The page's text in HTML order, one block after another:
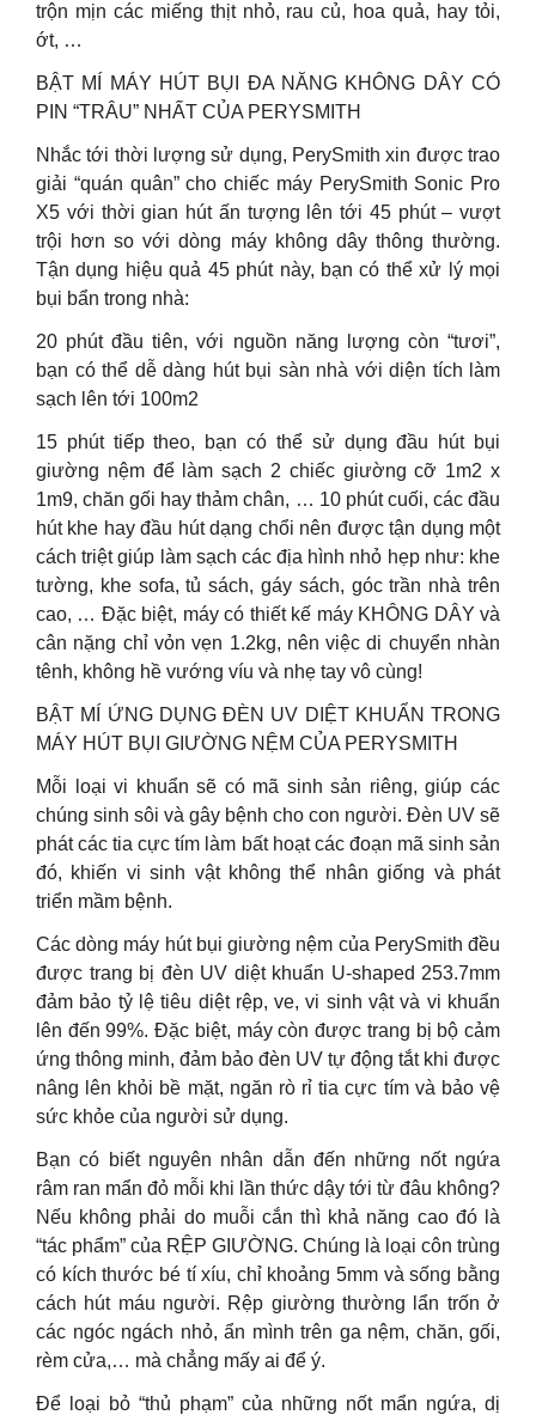
trộn mịn các miếng thịt nhỏ, rau củ, hoa quả, hay tỏi,
ớt, …
BẬT MÍ MÁY HÚT BỤI ĐA NĂNG KHÔNG DÂY CÓ
PIN “TRÂU” NHẤT CỦA PERYSMITH
Nhắc tới thời lượng sử dụng, PerySmith xin được trao
giải “quán quân” cho chiếc máy PerySmith Sonic Pro
X5 với thời gian hút ấn tượng lên tới 45 phút – vượt
trội hơn so với dòng máy không dây thông thường.
Tận dụng hiệu quả 45 phút này, bạn có thể xử lý mọi
bụi bẩn trong nhà:
20 phút đầu tiên, với nguồn năng lượng còn “tươi”,
bạn có thể dễ dàng hút bụi sàn nhà với diện tích làm
sạch lên tới 100m2
15 phút tiếp theo, bạn có thể sử dụng đầu hút bụi
giường nệm để làm sạch 2 chiếc giường cỡ 1m2 x
1m9, chăn gối hay thảm chân, … 10 phút cuối, các đầu
hút khe hay đầu hút dạng chổi nên được tận dụng một
cách triệt giúp làm sạch các địa hình nhỏ hẹp như: khe
tường, khe sofa, tủ sách, gáy sách, góc trần nhà trên
cao, … Đặc biệt, máy có thiết kế máy KHÔNG DÂY và
cân nặng chỉ vỏn vẹn 1.2kg, nên việc di chuyển nhàn
tênh, không hề vướng víu và nhẹ tay vô cùng!
BẬT MÍ ỨNG DỤNG ĐÈN UV DIỆT KHUẨN TRONG
MÁY HÚT BỤI GIƯỜNG NỆM CỦA PERYSMITH
Mỗi loại vi khuẩn sẽ có mã sinh sản riêng, giúp các
chúng sinh sôi và gây bệnh cho con người. Đèn UV sẽ
phát các tia cực tím làm bất hoạt các đoạn mã sinh sản
đó, khiến vi sinh vật không thể nhân giống và phát
triển mầm bệnh.
Các dòng máy hút bụi giường nệm của PerySmith đều
được trang bị đèn UV diệt khuẩn U-shaped 253.7mm
đảm bảo tỷ lệ tiêu diệt rệp, ve, vi sinh vật và vi khuẩn
lên đến 99%. Đặc biệt, máy còn được trang bị bộ cảm
ứng thông minh, đảm bảo đèn UV tự động tắt khi được
nâng lên khỏi bề mặt, ngăn rò rỉ tia cực tím và bảo vệ
sức khỏe của người sử dụng.
Bạn có biết nguyên nhân dẫn đến những nốt ngứa
râm ran mẩn đỏ mỗi khi lần thức dậy tới từ đâu không?
Nếu không phải do muỗi cắn thì khả năng cao đó là
“tác phẩm” của RỆP GIƯỜNG. Chúng là loại côn trùng
có kích thước bé tí xíu, chỉ khoảng 5mm và sống bằng
cách hút máu người. Rệp giường thường lẩn trốn ở
các ngóc ngách nhỏ, ẩn mình trên ga nệm, chăn, gối,
rèm cửa,… mà chẳng mấy ai để ý.
Để loại bỏ “thủ phạm” của những nốt mẩn ngứa, dị